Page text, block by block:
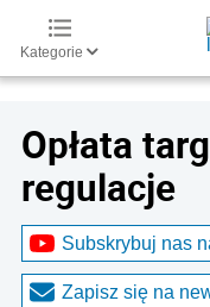
Kategorie
Opłata
regulacje
Subskrybuj nas
Zapisz się na